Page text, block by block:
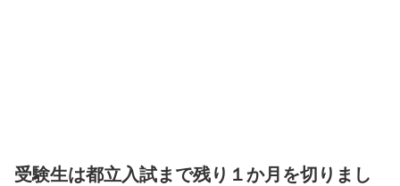
受験生は都立入試まで残り１か月を切りまし